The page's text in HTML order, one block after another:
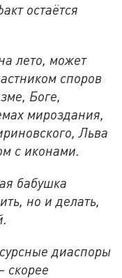
остаётся
лето, может
споров
Боге,
мироздания,
Льва
с иконами.
бабушка
но и делать,
диаспоры
скорее